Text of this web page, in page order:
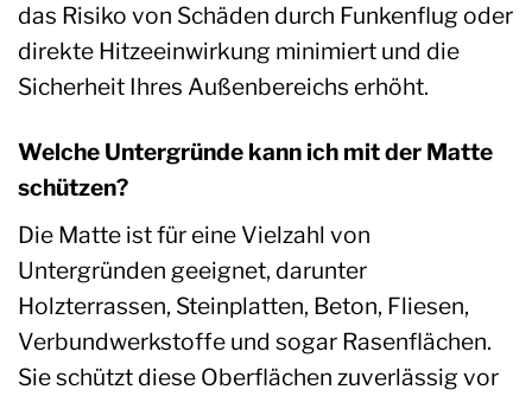
das Risiko von Schäden durch Funkenflug oder
direkte Hitzeeinwirkung minimiert und die
Sicherheit Ihres Außenbereichs erhöht.
Welche Untergründe kann ich mit der Matte
schützen?
Die Matte ist für eine Vielzahl von
Untergründen geeignet, darunter
Holzterrassen, Steinplatten, Beton, Fliesen,
Verbundwerkstoffe und sogar Rasenflächen.
Sie schützt diese Oberflächen zuverlässig vor